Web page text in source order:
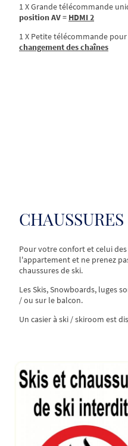
1 X Grande télécommande
position AV= HDMI 2
1 X Petite télécommande pour
changement des chaînes
Pour votre confort et celui
l'appartement et ne prenez
chaussures de ski.
Les Skis, Snowboards, luges
/ ou sur le balcon.
Un casier à ski / skiroom est